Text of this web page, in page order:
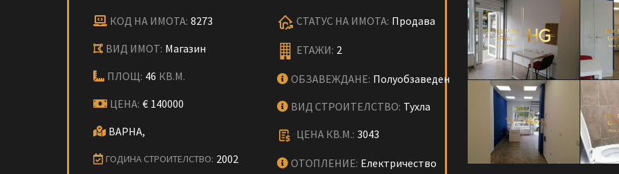
КОД НА ИМОТА: 8273
ВИД ИМОТ: Магазин
ПЛОЩ: 46 КВ.М.
ЦЕНА: € 140000
ВАРНА,
ГОДИНА СТРОИТЕЛСТВО: 2002
СТАТУС НА ИМОТА: Продава
ЕТАЖИ: 2
ОБЗАВЕЖДАНЕ: Полуобзаведен
ВИД СТРОИТЕЛСТВО: Тухла
ЦЕНА КВ.М.: 3043
ОТОПЛЕНИЕ: Електричество